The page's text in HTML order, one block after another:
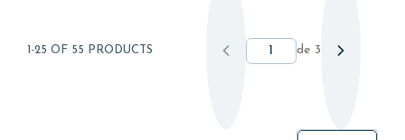
1-25 OF 55 PRODUCTS de 3